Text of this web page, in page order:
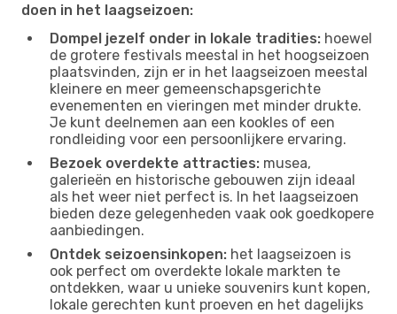
doen in het laagseizoen:
Dompel jezelf onder in lokale tradities: hoewel
de grotere festivals meestal in het hoogseizoen
plaatsvinden, zijn er in het laagseizoen meestal
kleinere en meer gemeenschapsgerichte
evenementen en vieringen met minder drukte.
Je kunt deelnemen aan een kookles of een
rondleiding voor een persoonlijkere ervaring.
Bezoek overdekte attracties: musea,
galerieën en historische gebouwen zijn ideaal
als het weer niet perfect is. In het laagseizoen
bieden deze gelegenheden vaak ook goedkopere
aanbiedingen.
Ontdek seizoensinkopen: het laagseizoen is
ook perfect om overdekte lokale markten te
ontdekken, waar u unieke souvenirs kunt kopen,
lokale gerechten kunt proeven en het dagelijks